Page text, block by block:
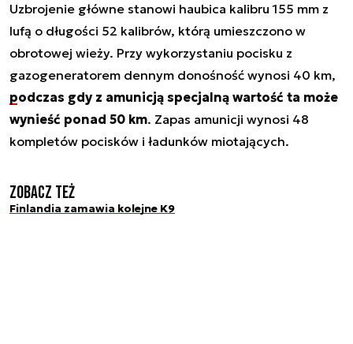
Uzbrojenie główne stanowi haubica kalibru 155 mm z
lufą o długości 52 kalibrów, którą umieszczono w
obrotowej wieży. Przy wykorzystaniu pocisku z
gazogeneratorem dennym donośność wynosi 40 km,
podczas gdy z amunicją specjalną wartość ta może
wynieść ponad 50 km. Zapas amunicji wynosi 48
kompletów pocisków i ładunków miotających.
Zobacz też
Finlandia zamawia kolejne K9